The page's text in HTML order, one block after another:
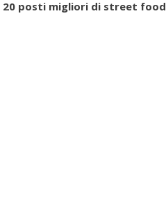
20 posti migliori di street food